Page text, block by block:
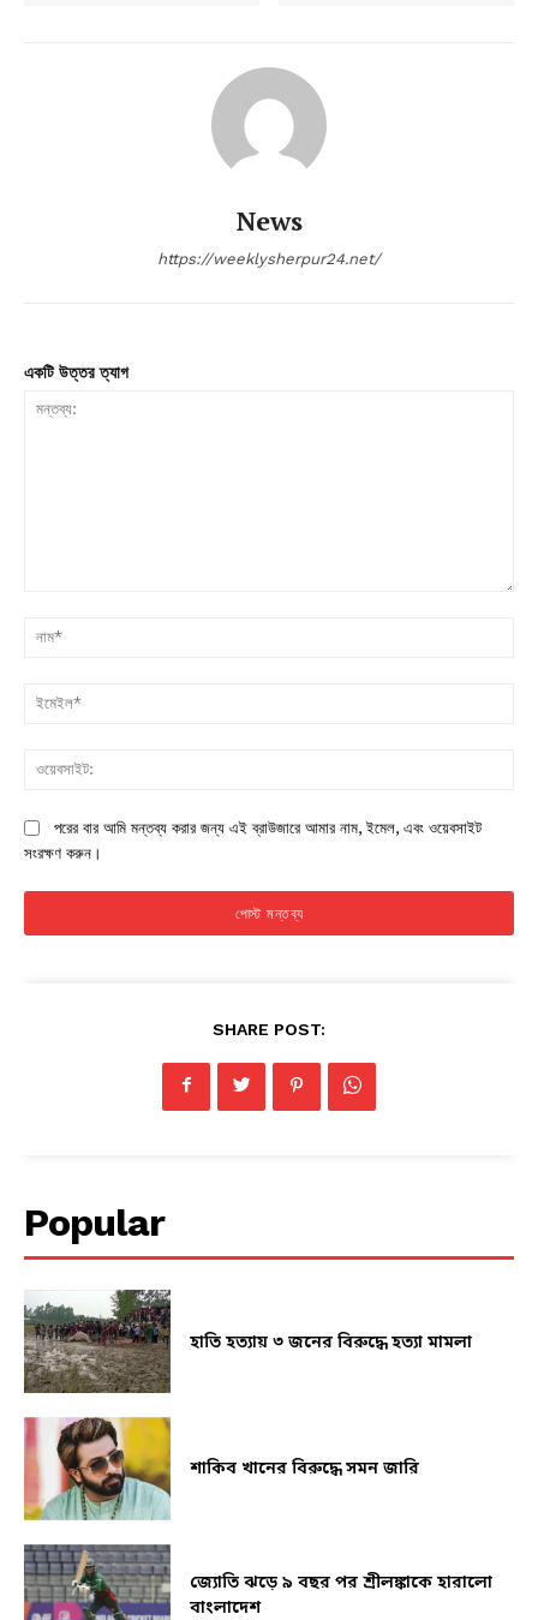
News
https://weeklysherpur24.net/
একটি উত্তর ত্যাগ
পরের বার আমি মন্তব্য করার জন্য এই ব্রাউজারে আমার নাম, ইমেল, এবং ওয়েবসাইট
সংরক্ষণ করুন।
SHARE POST:
Popular
হাতি হত্যায় ৩ জনের বিরুদ্ধে হত্যা মামলা
শাকিব খানের বিরুদ্ধে সমন জারি
জ্যোতি ঝড়ে ৯ বছর পর শ্রীলঙ্কাকে হারালো
বাংলাদেশ